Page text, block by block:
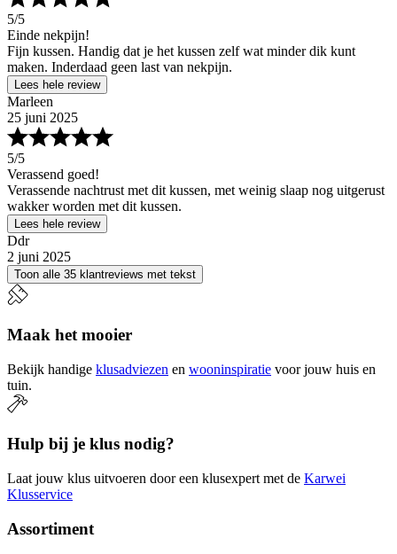
5/5
Einde nekpijn!
Fijn kussen. Handig dat je het kussen zelf wat minder dik kunt
maken. Inderdaad geen last van nekpijn.
Lees hele review
Marleen
25 juni 2025
5/5
Verassend goed!
Verassende nachtrust met dit kussen, met weinig slaap nog uitgerust
wakker worden met dit kussen.
Lees hele review
Ddr
2 juni 2025
Toon alle 35 klantreviews met tekst
Maak het mooier
Bekijk handige klusadviezen en wooninspiratie voor jouw huis en
tuin.
Hulp bij je klus nodig?
Laat jouw klus uitvoeren door een klusexpert met de Karwei
Klusservice
Assortiment